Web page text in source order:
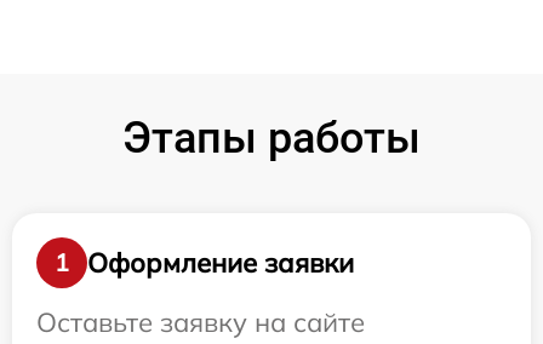
Этапы работы
1
Оформление заявки
Оставьте заявку на сайте